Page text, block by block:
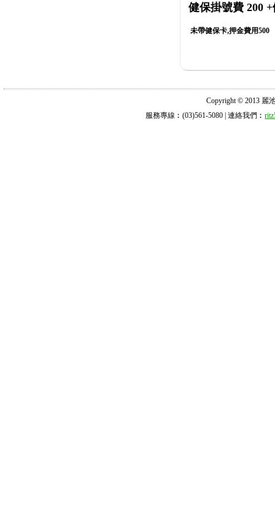
健保掛號費 200 +
未帶健保卡,押金費用500
Copyright © 2013 麗
服務專線︰(03)561-5080 | 連絡我們︰